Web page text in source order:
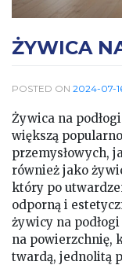
ŻYWICA
POSTED ON 2024-07-
Żywica na
większą
przemysłowych,
również jako
który po
odporną i
żywicy na
na powierzchnię,
twardą, jednolitą